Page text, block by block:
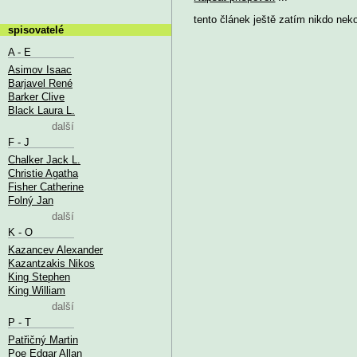
tento článek ještě zatím nikdo
spisovatelé
A - E
Asimov Isaac
Barjavel René
Barker Clive
Black Laura L.
další
F - J
Chalker Jack L.
Christie Agatha
Fisher Catherine
Folný Jan
další
K - O
Kazancev Alexander
Kazantzakis Nikos
King Stephen
King William
další
P - T
Patřičný Martin
Poe Edgar Allan